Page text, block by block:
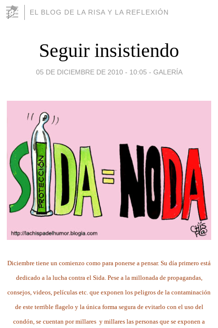
EL BLOG DE LA RISA Y LA REFLEXIÓN
Seguir insistiendo
05 DE DICIEMBRE DE 2010 - 10:05 - GALERÍA
Diciembre tiene un comienzo como para ponerse a pensar. Su día primero está
dedicado a la lucha contra el Sida. Pese a la millonada de propagandas,
consejos, videos, películas etc. que exponen los peligros de la contaminación
de este terrible flagelo y la única forma segura de evitarlo con el uso del
condón, se cuentan por millares y millares las personas que se exponen a